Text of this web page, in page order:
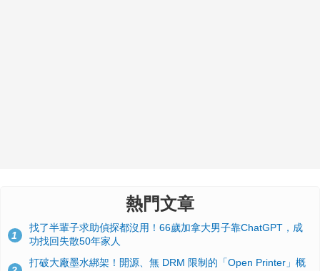
熱門文章
1
找了半輩子求助偵探都沒用！66歲加拿大男子靠ChatGPT，成
功找回失散50年家人
打破大廠墨水綁架！開源、無 DRM 限制的「Open Printer」概